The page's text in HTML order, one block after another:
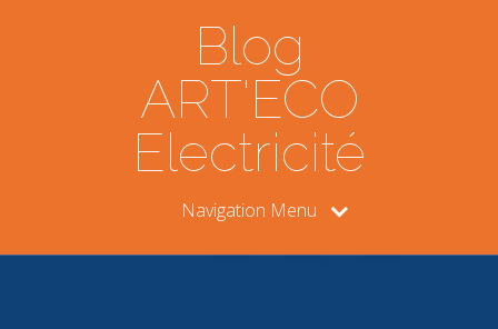
Blog
ART'ECO
Electricité
Navigation Menu